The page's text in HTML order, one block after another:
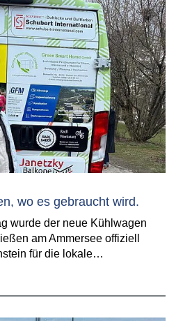
wo es gebraucht wird.
wurde der neue Kühlwagen
am Ammersee offiziell
für die lokale…